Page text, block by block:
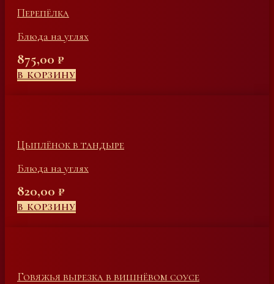
Перепёлка
Блюда на углях
875,00 ₽
В КОРЗИНУ
Цыплёнок в тандыре
Блюда на углях
820,00 ₽
В КОРЗИНУ
Говяжья вырезка в вишнёвом соусе